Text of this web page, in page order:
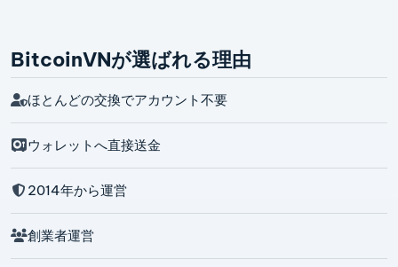
BitcoinVNが選ばれる理由
ほとんどの交換でアカウント不要
ウォレットへ直接送金
2014年から運営
創業者運営